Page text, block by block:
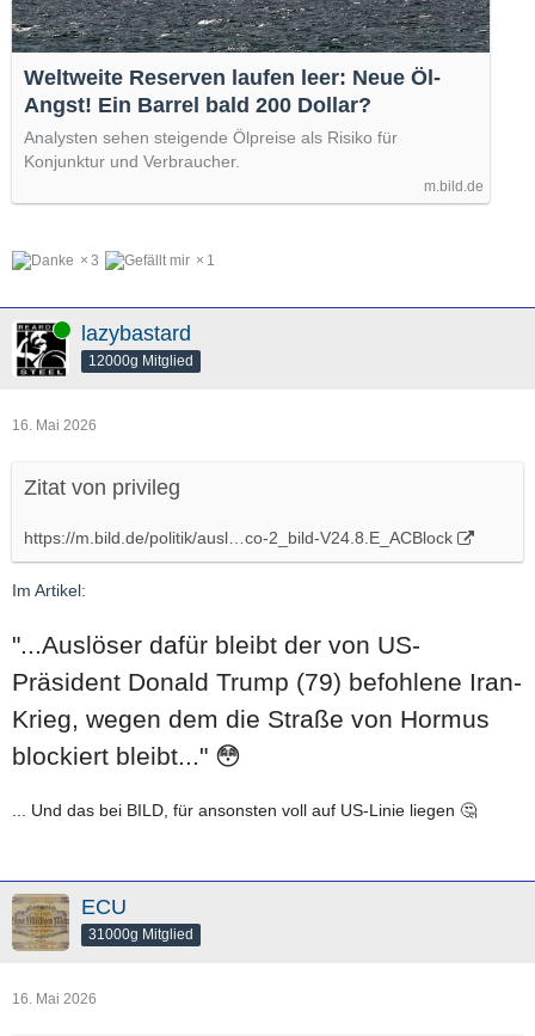
Weltweite Reserven laufen leer: Neue Öl-
Angst! Ein Barrel bald 200 Dollar?
Analysten sehen steigende Ölpreise als Risiko für
Konjunktur und Verbraucher.
m.bild.de
3 1
Online lazybastard
12000g Mitglied
16. Mai 2026
Zitat von privileg
https://m.bild.de/politik/ausl…co-2_bild-V24.8.E_ACBlock
Im Artikel:
"...Auslöser dafür bleibt der von US-
Präsident Donald Trump (79) befohlene Iran-
Krieg, wegen dem die Straße von Hormus
blockiert bleibt..." 😳
... Und das bei BILD, für ansonsten voll auf US-Linie liegen 🤔
ECU
31000g Mitglied
16. Mai 2026